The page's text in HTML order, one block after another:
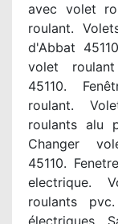
avec volet
roulant.
d'Abbat
volet roulant
45110.
roulant.
roulants alu
Changer
45110.
electrique.
roulants
électriques